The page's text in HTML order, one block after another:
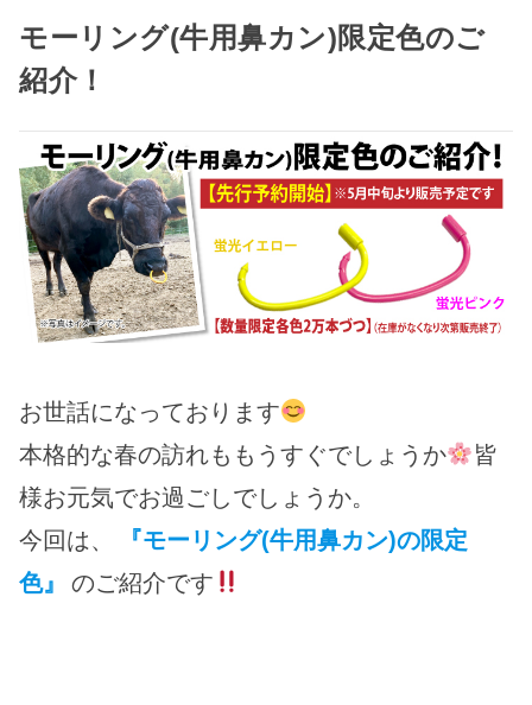
モーリング(牛用鼻カン)限定色のご
紹介！
お世話になっております
本格的な春の訪れももうすぐでしょうか
皆
様お元気でお過ごしでしょうか。
今回は、
『モーリング(牛用鼻カン)の限定
色』
のご紹介です